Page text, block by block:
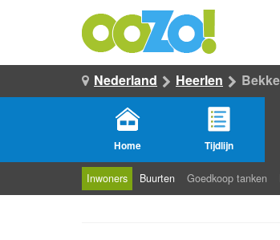
Nederland Heerlen
Home Tijdlijn
Inwoners Buurten Goedkoop tanken